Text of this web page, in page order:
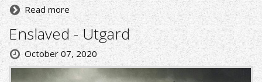
Read more
Enslaved - Utgard
October 07, 2020